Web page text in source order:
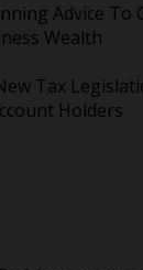
Advice To
Wealth
Tax
Holders